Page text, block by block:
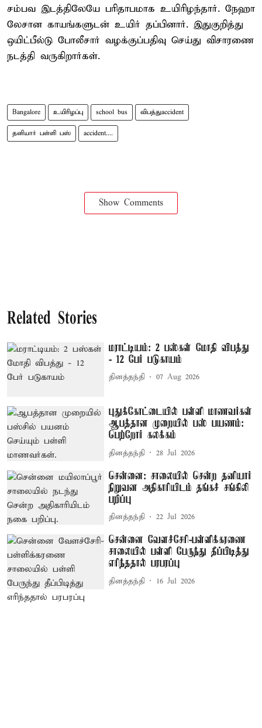
சம்பவ இடத்திலேயே பரிதாபமாக உயிரிழந்தார். நேஹா
லேசான காயங்களுடன் உயிர் தப்பினார். இதுகுறித்து
ஒயிட்பீல்டு போலீசார் வழக்குப்பதிவு செய்து விசாரணை
நடத்தி வருகிறார்கள்.
Bangalore உயிரிழப்பு school bus விபத்துaccident
தனியார் பள்ளி பஸ் accident....
Show Comments
Related Stories
மராட்டியம்: 2 பஸ்கள் மோதி விபத்து
- 12 பேர் படுகாயம்
தினத்தந்தி 07 Aug 2026
புதுக்கோட்டையில் பள்ளி மாணவர்கள்
ஆபத்தான முறையில் பஸ் பயணம்:
பெற்றோர் கலக்கம்
தினத்தந்தி 28 Jul 2026
சென்னை: சாலையில் சென்ற தனியார்
நிறுவன அதிகாரியிடம் தங்கச் சங்கிலி
பறிப்பு
தினத்தந்தி 22 Jul 2026
சென்னை வேளச்சேரி-பள்ளிக்கரணை
சாலையில் பள்ளி பேருந்து தீப்பிடித்து
எரிந்ததால் பரபரப்பு
தினத்தந்தி 16 Jul 2026